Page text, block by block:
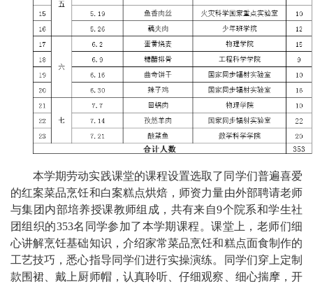
本学期劳动实践课堂的课程设置选取了同学们普遍喜爱
的红案菜品烹饪和白案糕点烘焙，师资力量由外部聘请老师
与集团内部培养授课教师组成，共有来自9个院系和学生社
团组织的353名同学参加了本学期课程。课堂上，老师们细
心讲解烹饪基础知识，介绍家常菜品烹饪和糕点面食制作的
工艺技巧，悉心指导同学们进行实操演练。同学们穿上定制
款围裙、戴上厨师帽，认真聆听、仔细观察、细心揣摩，开